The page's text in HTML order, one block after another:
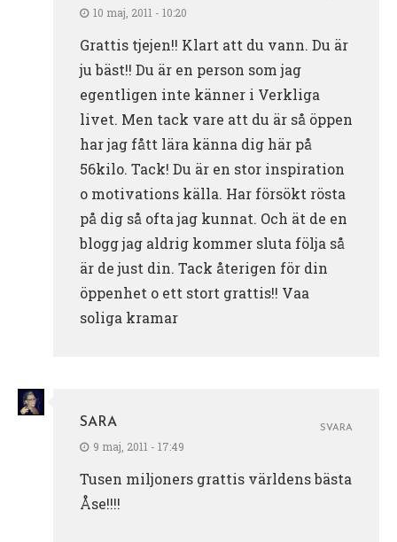
10 maj, 2011 - 10:20
Grattis tjejen!! Klart att du vann. Du är
ju bäst!! Du är en person som jag
egentligen inte känner i Verkliga
livet. Men tack vare att du är så öppen
har jag fått lära känna dig här på
56kilo. Tack! Du är en stor inspiration
o motivations källa. Har försökt rösta
på dig så ofta jag kunnat. Och ät de en
blogg jag aldrig kommer sluta följa så
är de just din. Tack återigen för din
öppenhet o ett stort grattis!! Vaa
soliga kramar
SARA
9 maj, 2011 - 17:49
Tusen miljoners grattis världens bästa
Åse!!!!
SVARA